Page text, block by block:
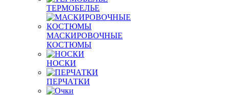
ТЕРМОБЕЛЬЕ
МАСКИРОВОЧНЫЕ
КОСТЮМЫ
НОСКИ
ПЕРЧАТКИ